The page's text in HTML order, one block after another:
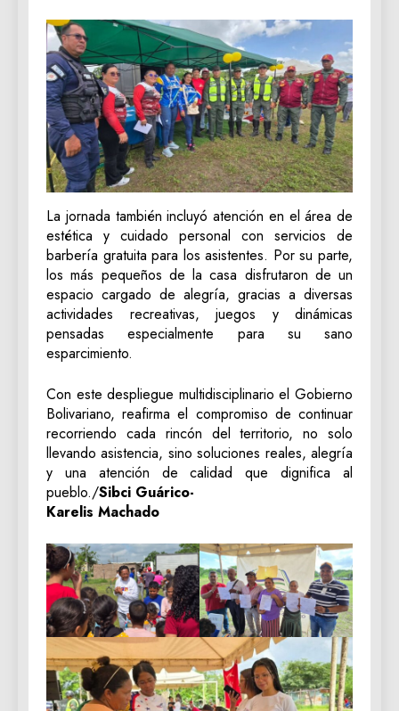
La jornada también incluyó atención en el área de
estética y cuidado personal con servicios de
barbería gratuita para los asistentes. Por su parte,
los más pequeños de la casa disfrutaron de un
espacio cargado de alegría, gracias a diversas
actividades recreativas, juegos y dinámicas
pensadas especialmente para su sano
esparcimiento.
Con este despliegue multidisciplinario el Gobierno
Bolivariano, reafirma el compromiso de continuar
recorriendo cada rincón del territorio, no solo
llevando asistencia, sino soluciones reales, alegría
y una atención de calidad que dignifica al
pueblo./Sibci Guárico-
Karelis Machado